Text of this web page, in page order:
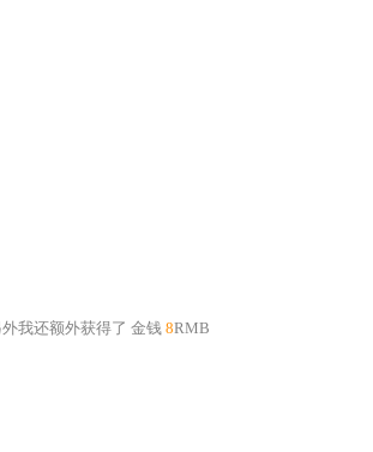
外我还额外获得了 金钱 8RMB